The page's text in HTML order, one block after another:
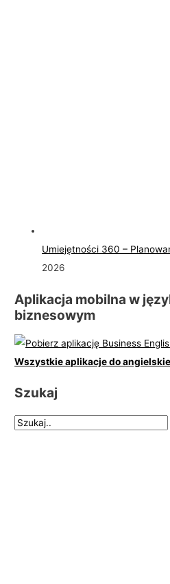
Umiejętności 360 –
2026
Aplikacja mobilna w
biznesowym
Wszystkie aplikacje do
Szukaj